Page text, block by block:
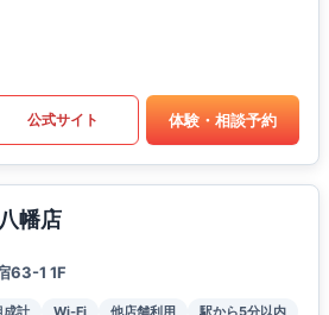
公式サイト 体験・相談予約
幡店
63-1 1F
成計 Wi-Fi 他店舗利用 駅から5分以内